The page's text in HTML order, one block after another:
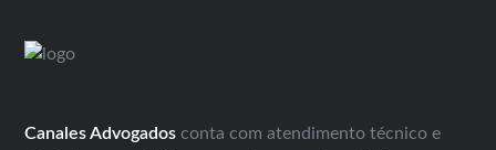
Canales Advogados conta com atendimento técnico e